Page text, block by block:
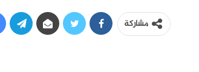
مشاركة